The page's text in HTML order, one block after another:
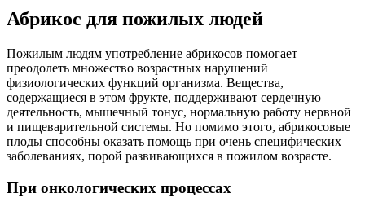
Абрикос для пожилых людей
Пожилым людям употребление абрикосов помогает
преодолеть множество возрастных нарушений
физиологических функций организма. Вещества,
содержащиеся в этом фрукте, поддерживают сердечную
деятельность, мышечный тонус, нормальную работу нервной
и пищеварительной системы. Но помимо этого, абрикосовые
плоды способны оказать помощь при очень специфических
заболеваниях, порой развивающихся в пожилом возрасте.
При онкологических процессах